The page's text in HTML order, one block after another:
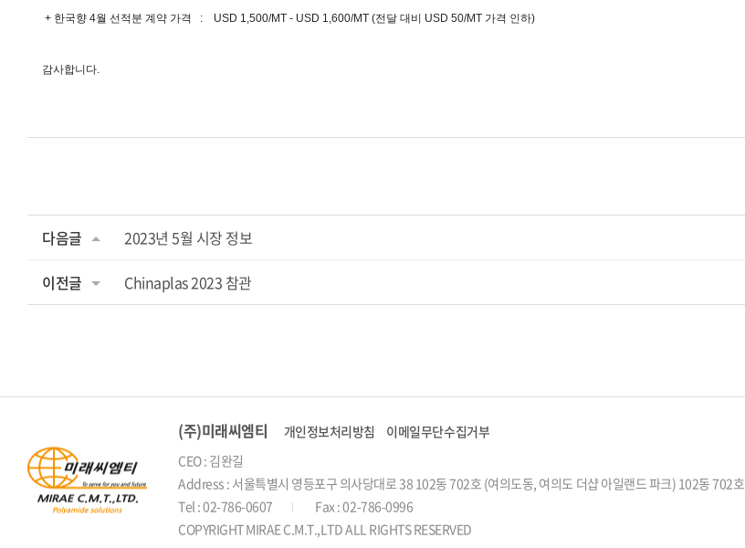
+ 한국향 4월 선적분 계약 가격 : USD 1,500/MT - USD 1,600/MT (전달 대비 USD 50/MT 가격 인하)
감사합니다.
다음글 2023년 5월 시장 정보
이전글 Chinaplas 2023 참관
(주)미래씨엠티 개인정보처리방침
이메일무단수집거부
CEO : 김완길
Address : 서울특별시 영등포구 의사당대로 38 102동 702호 (여의도동, 여의도 더샵 아일랜드 파크) 102동 702호
Tel : 02-786-0607
Fax : 02-786-0996
COPYRIGHT MIRAE C.M.T.,LTD ALL RIGHTS RESERVED